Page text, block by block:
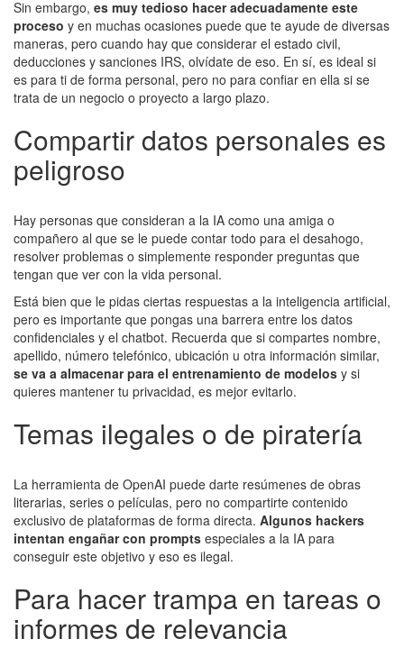
Sin embargo, es muy tedioso hacer adecuadamente este
proceso y en muchas ocasiones puede que te ayude de diversas
maneras, pero cuando hay que considerar el estado civil,
deducciones y sanciones IRS, olvídate de eso. En sí, es ideal si
es para ti de forma personal, pero no para confiar en ella si se
trata de un negocio o proyecto a largo plazo.
Compartir datos personales es
peligroso
Hay personas que consideran a la IA como una amiga o
compañero al que se le puede contar todo para el desahogo,
resolver problemas o simplemente responder preguntas que
tengan que ver con la vida personal.
Está bien que le pidas ciertas respuestas a la inteligencia artificial,
pero es importante que pongas una barrera entre los datos
confidenciales y el chatbot. Recuerda que si compartes nombre,
apellido, número telefónico, ubicación u otra información similar,
se va a almacenar para el entrenamiento de modelos y si
quieres mantener tu privacidad, es mejor evitarlo.
Temas ilegales o de piratería
La herramienta de OpenAI puede darte resúmenes de obras
literarias, series o películas, pero no compartirte contenido
exclusivo de plataformas de forma directa. Algunos hackers
intentan engañar con prompts especiales a la IA para
conseguir este objetivo y eso es ilegal.
Para hacer trampa en tareas o
informes de relevancia